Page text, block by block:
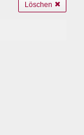
Löschen